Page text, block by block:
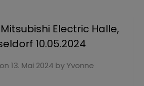
Mitsubishi Electric Halle,
10.05.2024
13. Mai 2024 byYvonne